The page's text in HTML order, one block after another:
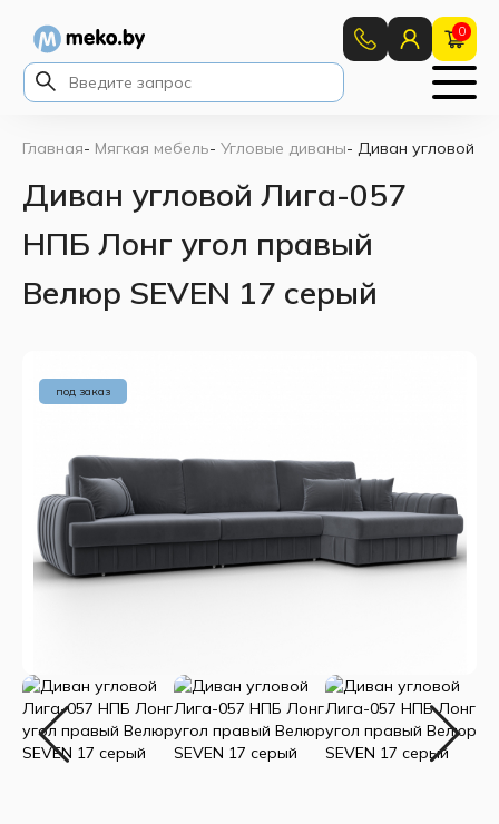
0
Главная- Мягкая мебель- Угловые диваны- Диван угловой
Диван угловой Лига-057
НПБ Лонг угол правый
Велюр SEVEN 17 серый
под заказ